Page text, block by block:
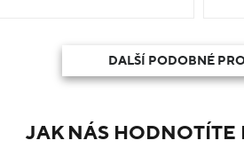
DALŠÍ PODOBNÉ
JAK NÁS HODNOTÍTE